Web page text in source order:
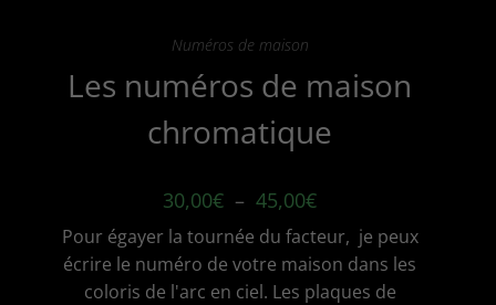
Numéros de maison
Les numéros de maison
chromatique
30,00€ – 45,00€Plage
de
30,00€
à
45,00€
Pour égayer la tournée du facteur, je peux
écrire le numéro de votre maison dans les
coloris de l'arc en ciel. Les plaques de